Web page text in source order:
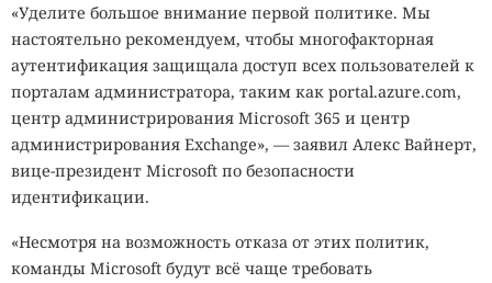
«Уделите большое внимание первой политике. Мы
настоятельно рекомендуем, чтобы многофакторная
аутентификация защищала доступ всех пользователей к
порталам администратора, таким как portal.azure.com,
центр администрирования Microsoft 365 и центр
администрирования Exchange», — заявил Алекс Вайнерт,
вице-президент Microsoft по безопасности
идентификации.
«Несмотря на возможность отказа от этих политик,
команды Microsoft будут всё чаще требовать